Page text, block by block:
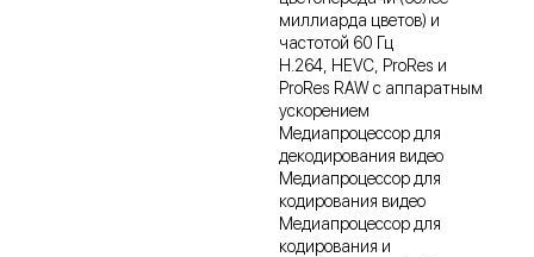
миллиарда цветов) и
частотой 60 Гц
H.264, HEVC, ProRes и
ProRes RAW с аппаратным
ускорением
Медиапроцессор для
декодиро­вания видео
Медиапроцессор для
кодирования видео
Медиапроцессор для
кодирования и